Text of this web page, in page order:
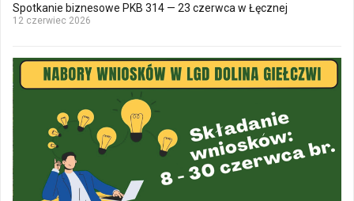
Spotkanie biznesowe PKB 314 — 23 czerwca w Łęcznej
12 czerwiec 2026